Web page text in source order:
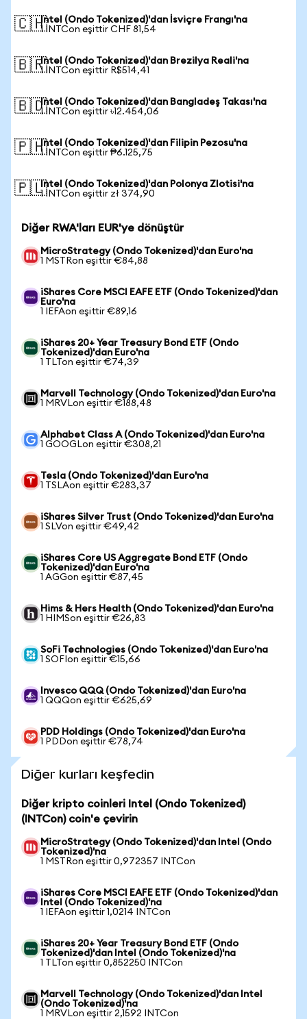
🇨🇭Intel (Ondo Tokenized)'dan İsviçre Frangı'na
1 INTCon eşittir CHF 81,54
🇧🇷Intel (Ondo Tokenized)'dan Brezilya Reali'na
1 INTCon eşittir R$514,41
🇧🇩Intel (Ondo Tokenized)'dan Bangladeş Takası'na
1 INTCon eşittir ৳12.454,06
🇵🇭Intel (Ondo Tokenized)'dan Filipin Pezosu'na
1 INTCon eşittir ₱6.125,75
🇵🇱Intel (Ondo Tokenized)'dan Polonya Zlotisi'na
1 INTCon eşittir zł 374,90
Diğer RWA'ları EUR'ye dönüştür
MicroStrategy (Ondo Tokenized)'dan Euro'na
1 MSTRon eşittir €84,88
iShares Core MSCI EAFE ETF (Ondo Tokenized)'dan
Euro'na
1 IEFAon eşittir €89,16
iShares 20+ Year Treasury Bond ETF (Ondo
Tokenized)'dan Euro'na
1 TLTon eşittir €74,39
Marvell Technology (Ondo Tokenized)'dan Euro'na
1 MRVLon eşittir €188,48
Alphabet Class A (Ondo Tokenized)'dan Euro'na
1 GOOGLon eşittir €308,21
Tesla (Ondo Tokenized)'dan Euro'na
1 TSLAon eşittir €283,37
iShares Silver Trust (Ondo Tokenized)'dan Euro'na
1 SLVon eşittir €49,42
iShares Core US Aggregate Bond ETF (Ondo
Tokenized)'dan Euro'na
1 AGGon eşittir €87,45
Hims & Hers Health (Ondo Tokenized)'dan Euro'na
1 HIMSon eşittir €26,83
SoFi Technologies (Ondo Tokenized)'dan Euro'na
1 SOFIon eşittir €15,66
Invesco QQQ (Ondo Tokenized)'dan Euro'na
1 QQQon eşittir €625,69
PDD Holdings (Ondo Tokenized)'dan Euro'na
1 PDDon eşittir €78,74
Diğer kurları keşfedin
Diğer kripto coinleri Intel (Ondo Tokenized)
(INTCon) coin'e çevirin
MicroStrategy (Ondo Tokenized)'dan Intel (Ondo
Tokenized)'na
1 MSTRon eşittir 0,972357 INTCon
iShares Core MSCI EAFE ETF (Ondo Tokenized)'dan
Intel (Ondo Tokenized)'na
1 IEFAon eşittir 1,0214 INTCon
iShares 20+ Year Treasury Bond ETF (Ondo
Tokenized)'dan Intel (Ondo Tokenized)'na
1 TLTon eşittir 0,852250 INTCon
Marvell Technology (Ondo Tokenized)'dan Intel
(Ondo Tokenized)'na
1 MRVLon eşittir 2,1592 INTCon